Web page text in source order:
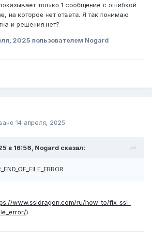
только 1 сообщение с ошибкой
на которое нет ответа. Я так понимаю
и решения нет?
2025 пользователем Nogard
14 апреля, 2025
в 16:56, Nogard сказал:
www.ssldragon.com/ru/how-to/fix-ssl-
)